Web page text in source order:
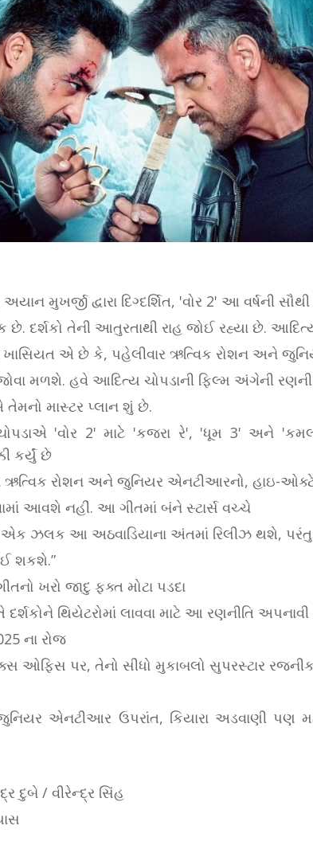
મુખર્જી દ્વારા દિગ્દર્શિત, 'વોર 2' આ વર્ષની સૌથી
છે. દર્શકો તેની આતુરતાથી રાહ જોઈ રહ્યા છે.
ખાસિયત એ છે કે, પહેલીવાર ઋત્વિક રોશન અને
મળશે. હવે આદિત્ય ચોપડાની ફિલ્મ અંગેની
માસ્ટર પ્લાન શું છે.
'વોર 2' માટે 'કજરા રે', 'ધૂમ 3' અને
કર્યું છે
ઋત્વિક રોશન અને જુનિયર એનટીઆરનો, હાઇ-
આવશે નહીં. આ ગીતમાં બંને સ્ટાર્સ વચ્ચે
એક ઝલક આ અઠવાડિયાના અંતમાં રિલીઝ થશે, પરંતુ
શકશે.”
ખરો જાદુ ફક્ત મોટા પડદા
થિયેટરોમાં લાવવા માટે આ રણનીતિ અપનાવી
ના રોજ
ઓફિસ પર, તેનો સીધો મુકાબલો સુપરસ્ટાર
એનટીઆર ઉપરાંત, કિયારા અડવાણી પણ
દુબે / વીરેન્દ્ર સિંહ